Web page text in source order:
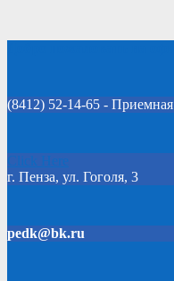
(8412) 52-14-65 - Приемная
Click Here
г. Пенза, ул. Гоголя, 3
pedk@bk.ru